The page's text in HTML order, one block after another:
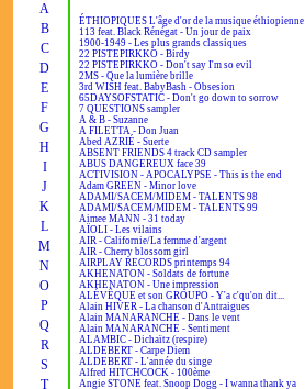
A
B
C
D
E
F
G
H
I
J
K
L
M
N
O
P
Q
R
S
T
ÉTHIOPIQUES L'âge d'or de la musique éthiopienne
113 feat. Black Rénégat - Un jour de paix
1900-1949 - Les plus grands classiques
22 PISTEPIRKKO - Birdy
22 PISTEPIRKKO - Don't say I'm so evil
2MS - Que la lumière brille
3rd WISH feat. BabyBash - Obsesion
65DAYSOFSTATIC - Don't go down to sorrow
7 QUESTIONS sampler
A & B - Suzanne
A FILETTA - Don Juan
Abed AZRIÉ - Suerte
ABSENT FRIENDS 4 track CD sampler
ABUS DANGEREUX face 39
ACTIVISION - APOCALYPSE - This is the end
Adam GREEN - Minor love
ADAMI/SACEM/MIDEM - TALENTS 98
ADAMI/SACEM/MIDEM - TALENTS 99
Aimee MANN - 31 today
AÏOLI - Les vilains
AIR - Californie/La femme d'argent
AIR - Cherry blossom girl
AIRPLAY RECORDS printemps 94
AKHENATON - Soldats de fortune
AKHENATON - Une impression
ALÉVÊQUE et son GROUPO - Y'a c'qu'on dit...
Alain HIVER - La chanson d'Antraigues
Alain MANARANCHE - Dans le vent
Alain MANARANCHE - Sentiment
ALAMBIC - Dichaïtz (respire)
ALDEBERT - Carpe Diem
ALDEBERT - L'année du singe
Alfred HITCHCOCK - 100ème
Angie STONE feat. Snoop Dogg - I wanna thank ya